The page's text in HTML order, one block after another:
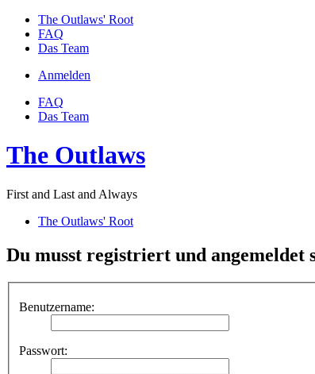
The Outlaws' Root
FAQ
Das Team
Anmelden
FAQ
Das Team
The Outlaws
First and Last and Always
The Outlaws' Root
Du musst registriert und angemeldet
Benutzername:
Passwort: